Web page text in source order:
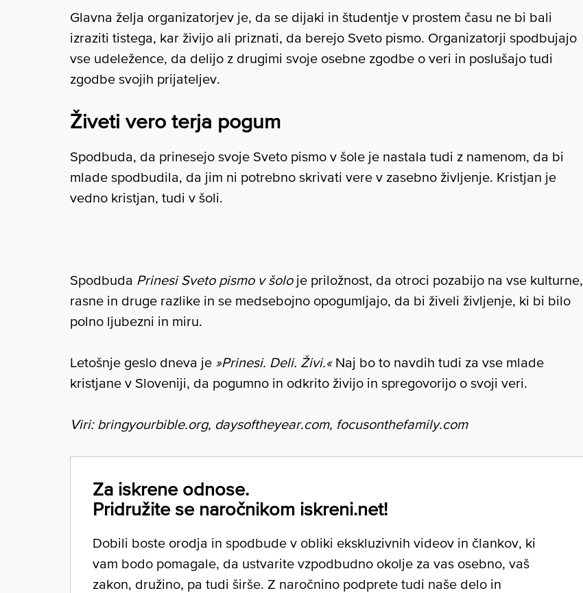
Glavna želja organizatorjev je, da se dijaki in študentje v prostem času ne bi bali
izraziti tistega, kar živijo ali priznati, da berejo Sveto pismo. Organizatorji spodbujajo
vse udeležence, da delijo z drugimi svoje osebne zgodbe o veri in poslušajo tudi
zgodbe svojih prijateljev.
Živeti vero terja pogum
Spodbuda, da prinesejo svoje Sveto pismo v šole je nastala tudi z namenom, da bi
mlade spodbudila, da jim ni potrebno skrivati vere v zasebno življenje. Kristjan je
vedno kristjan, tudi v šoli.
Spodbuda Prinesi Sveto pismo v šoloje priložnost, da otroci pozabijo na vse kulturne,
rasne in druge razlike in se medsebojno opogumljajo, da bi živeli življenje, ki bi bilo
polno ljubezni in miru.
Letošnje geslo dneva je »Prinesi. Deli. Živi.«Naj bo to navdih tudi za vse mlade
kristjane v Sloveniji, da pogumno in odkrito živijo in spregovorijo o svoji veri.
Viri: bringyourbible.org, daysoftheyear.com, focusonthefamily.com
Za iskrene odnose.
Pridružite se naročnikom iskreni.net!
Dobili boste orodja in spodbude v obliki ekskluzivnih videov in člankov, ki
vam bodo pomagale, da ustvarite vzpodbudno okolje za vas osebno, vaš
zakon, družino, pa tudi širše. Z naročnino podprete tudi naše delo in